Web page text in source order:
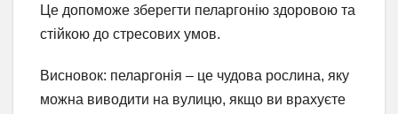
Це допоможе зберегти пеларгонію здоровою та
стійкою до стресових умов.
Висновок: пеларгонія – це чудова рослина, яку
можна виводити на вулицю, якщо ви врахуєте